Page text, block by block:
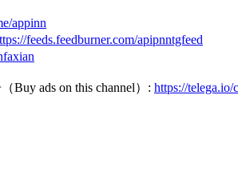
appinn
feeds.feedburner.com/apipnntgfeed
Buy ads on this channel）: https://telega.io/